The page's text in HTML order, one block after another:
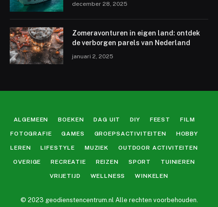
december 28, 2025
Zomeravonturen in eigen land: ontdek
de verborgen parels van Nederland
januari 2, 2025
ALGEMEEN BOEKEN DAG UIT DIY FEEST FILM
FOTOGRAFIE GAMES GROEPSACTIVITEITEN HOBBY
LEREN LIFESTYLE MUZIEK OUTDOOR ACTIVITEITEN
OVERIGE RECREATIE REIZEN SPORT TUINIEREN
VRIJETIJD WELLNESS WINKELEN
© 2023 geodienstencentrum.nl Alle rechten voorbehouden.